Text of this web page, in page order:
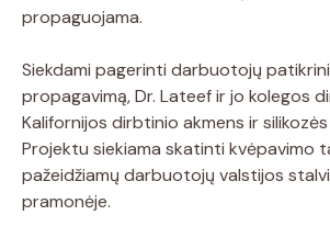
propaguojama.
Siekdami pagerinti darbuotojų
propagavimą, Dr. Lateef ir jo kolegos
Kalifornijos dirbtinio akmens ir
Projektu siekiama skatinti kvėpavimo
pažeidžiamų darbuotojų valstijos
pramonėje.